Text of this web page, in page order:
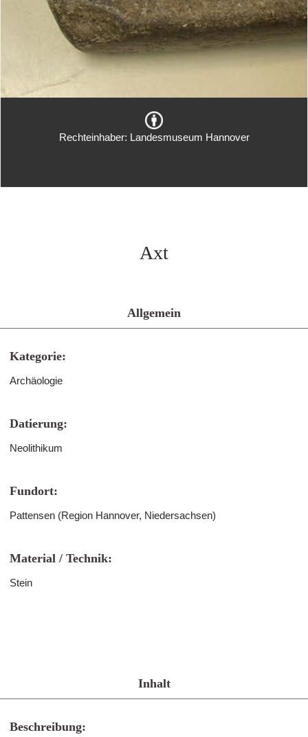
Rechteinhaber: Landesmuseum Hannover
Axt
Allgemein
Kategorie:
Archäologie
Datierung:
Neolithikum
Fundort:
Pattensen (Region Hannover, Niedersachsen)
Material / Technik:
Stein
Inhalt
Beschreibung: